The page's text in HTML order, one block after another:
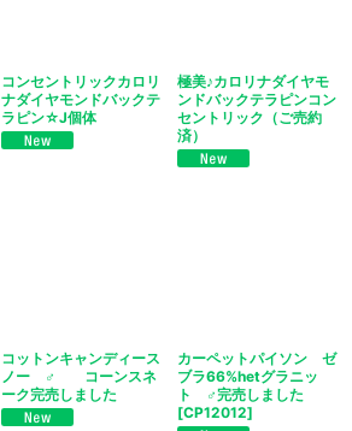
コンセントリックカロリ
ナダイヤモンドバックテ
ラピン☆J個体
極美♪カロリナダイヤモ
ンドバックテラピンコン
セントリック（ご売約
済）
コットンキャンディース
ノー ♂ コーンスネ
ーク完売しました
カーペットパイソン ゼ
ブラ66%hetグラニッ
ト ♂完売しました
[CP12012]